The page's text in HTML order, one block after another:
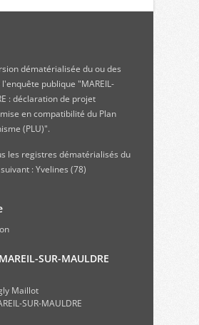
dématérialisée du ou des
publique "MAREIL-
: déclaration de projet
en compatibilité du Plan
(PLU)".
les registres dématérialisés du
: Yvelines (78)
SUR-MAULDRE
Maillot
SUR-MAULDRE